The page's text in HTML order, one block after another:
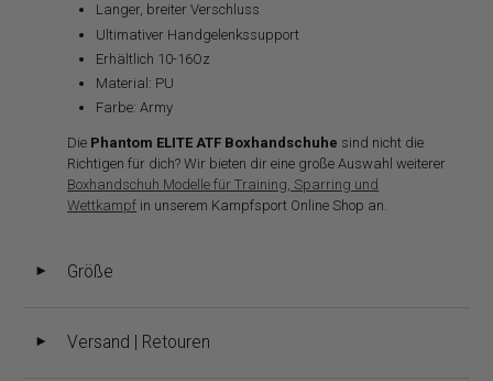
Langer, breiter Verschluss
Ultimativer Handgelenkssupport
Erhältlich 10-16Oz
Material: PU
Farbe: Army
Die Phantom ELITE ATF Boxhandschuhe sind nicht die
Richtigen für dich? Wir bieten dir eine große Auswahl weiterer
Boxhandschuh Modelle für Training, Sparring und
Wettkampf in unserem Kampfsport Online Shop an.
◄ Größe
◄ Versand | Retouren